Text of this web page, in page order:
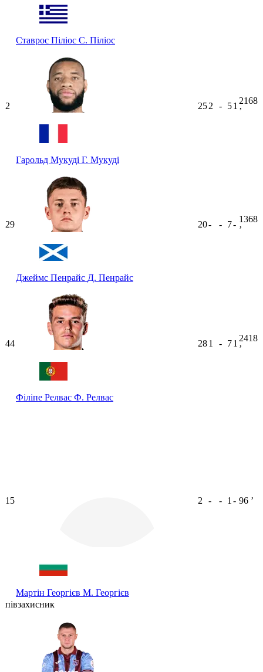
Ставрос Піліос С. Піліос
2
Гарольд Мукуді Г. Мукуді
252 - 51
2168
ʼ
29
Джеймс Пенрайс Д. Пенрайс
20- - 7-
1368
ʼ
44
Філіпе Релвас Ф. Релвас
281 - 71
2418
ʼ
15
Мартін Георгієв М. Георгієв
2 - - 1 - 96 ʼ
півзахисник